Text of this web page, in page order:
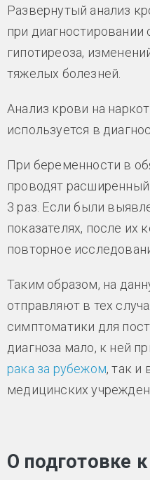
Развернутый анализ
при диагностировании
гипотиреоза,
тяжелых болезней.
Анализ крови на
используется в
При беременности в
проводят
3 раз. Если были
показателях, после их
повторное
Таким образом, на
отправляют в тех
симптоматики для
диагноза мало, к ней
рака за рубежом, так и
медицинских
О подготовке